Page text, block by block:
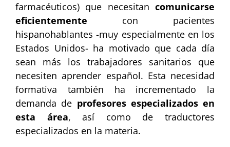
farmacéuticos) que necesitan comunicarse
eficientemente con pacientes
hispanohablantes -muy especialmente en los
Estados Unidos- ha motivado que cada día
sean más los trabajadores sanitarios que
necesiten aprender español. Esta necesidad
formativa también ha incrementado la
demanda de profesores especializados en
esta área, así como de traductores
especializados en la materia.